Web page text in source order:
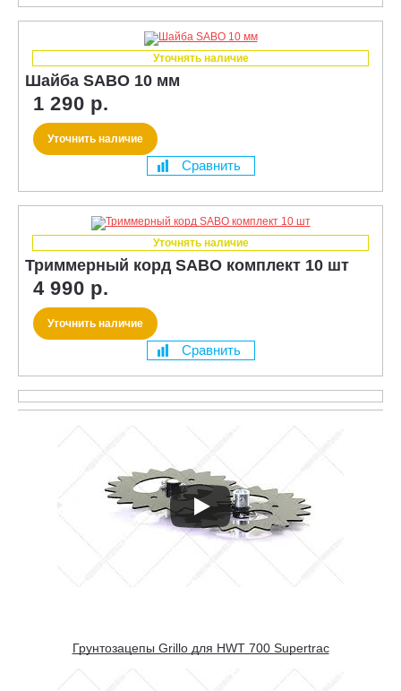
Уточнять наличие
Шайба SABO 10 мм
1 290 р.
Уточнить наличие
Сравнить
Уточнять наличие
Триммерный корд SABO комплект 10 шт
4 990 р.
Уточнить наличие
Сравнить
Грунтозацепы Grillo для HWT 700 Supertrac